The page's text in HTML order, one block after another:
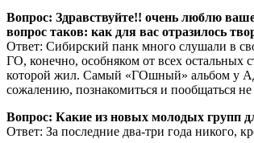
Вопрос: Здравствуйте!! очень люблю
вопрос таков: как для вас отразилось
Ответ: Сибирский панк много слушали в
ГО, конечно, особняком от всех остальных
которой жил. Самый «ГОшный» альбом у
сожалению, познакомиться и пообщаться не
Вопрос: Какие из новых молодых групп
Ответ: За последние два-три года никого,